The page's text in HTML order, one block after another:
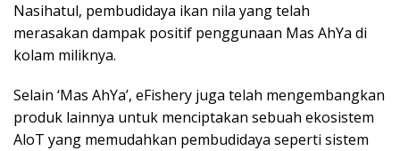
Nasihatul, pembudidaya ikan nila yang telah
merasakan dampak positif penggunaan Mas AhYa di
kolam miliknya.
Selain ‘Mas AhYa’, eFishery juga telah mengembangkan
produk lainnya untuk menciptakan sebuah ekosistem
AloT yang memudahkan pembudidaya seperti sistem